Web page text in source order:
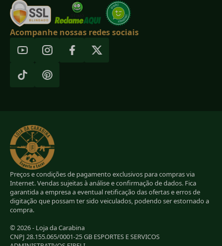
Acompanhe nossas redes sociais
Preços e condições de pagamento exclusivos para compras via
Internet. Vendas sujeitas à análise e confirmação de dados. Fica
garantida a empresa a eventual retificação das ofertas e erros de
digitação que possam ter sido veiculados, podendo ser estornado a
compra.
© 2026 - Loja da Carabina
CNPJ 28.155.065/0001-25 GB ESPORTES E SERVICOS